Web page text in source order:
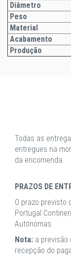
Diâmetro
Peso
Material
Acabamento
Produção
Todas as
entregues na
da encomenda.
PRAZOS DE
O prazo previsto
Portugal
Autónomas.
Nota: a previsão
recepção do